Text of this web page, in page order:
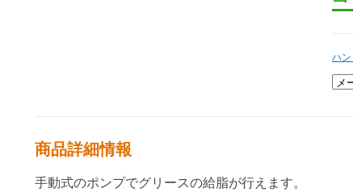
ハ
商品詳細情報
手動式のポンプでグリースの給脂が行えます。